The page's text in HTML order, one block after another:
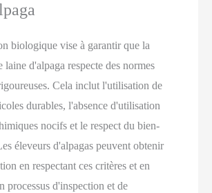
biologique vise à garantir que la
laine d'alpaga respecte des normes
Cela inclut l'utilisation de
durables, l'absence d'utilisation
nocifs et le respect du bien-
éleveurs d'alpagas peuvent obtenir
en respectant ces critères et en
processus d'inspection et de